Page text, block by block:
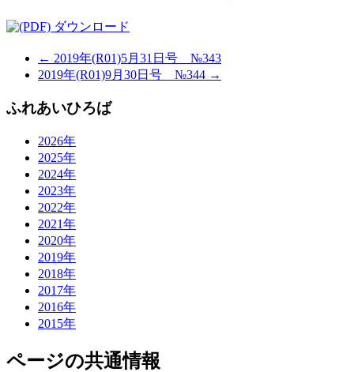
ダウンロード
← 2019年(R01)5月31日号 №343
2019年(R01)9月30日号 №344 →
ふれあいひろば
2026年
2025年
2024年
2023年
2022年
2021年
2020年
2019年
2018年
2017年
2016年
2015年
ページの共通情報